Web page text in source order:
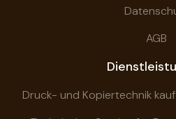
AGB
Druck- und Kopiertechnik